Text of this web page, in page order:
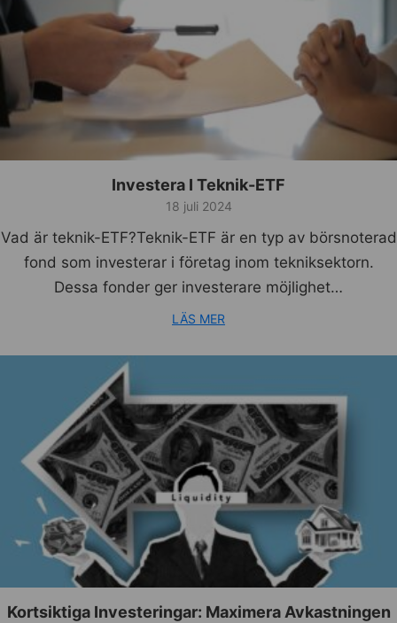
Investera I Teknik-ETF
18 juli 2024
Vad är teknik-ETF?Teknik-ETF är en typ av börsnoterad
fond som investerar i företag inom tekniksektorn.
Dessa fonder ger investerare möjlighet…
LÄS MER
Kortsiktiga Investeringar: Maximera Avkastningen